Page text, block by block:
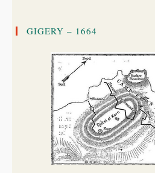
GIGERY – 1664